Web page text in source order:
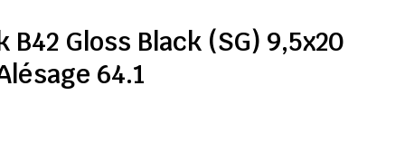
B42 Gloss Black (SG) 9,5x20
64.1